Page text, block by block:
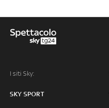
I siti Sky:
SKY SPORT